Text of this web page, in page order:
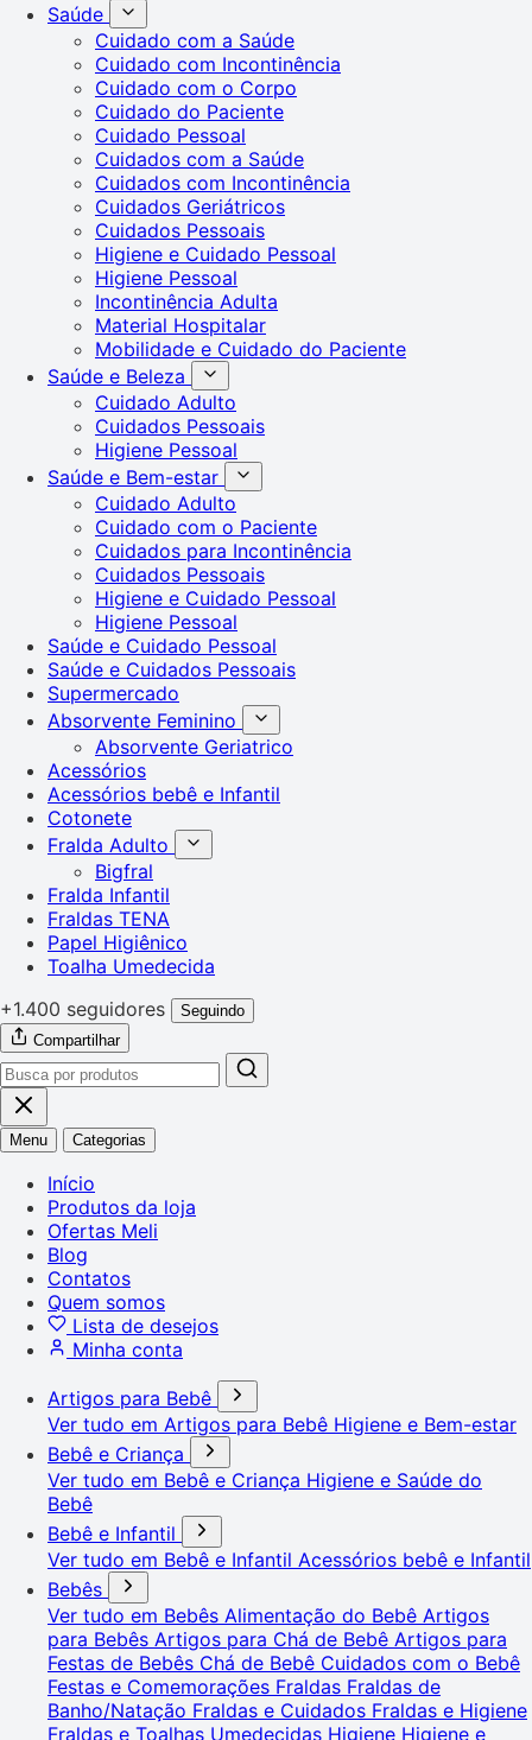
Saúde
Cuidado com a Saúde
Cuidado com Incontinência
Cuidado com o Corpo
Cuidado do Paciente
Cuidado Pessoal
Cuidados com a Saúde
Cuidados com Incontinência
Cuidados Geriátricos
Cuidados Pessoais
Higiene e Cuidado Pessoal
Higiene Pessoal
Incontinência Adulta
Material Hospitalar
Mobilidade e Cuidado do Paciente
Saúde e Beleza
Cuidado Adulto
Cuidados Pessoais
Higiene Pessoal
Saúde e Bem-estar
Cuidado Adulto
Cuidado com o Paciente
Cuidados para Incontinência
Cuidados Pessoais
Higiene e Cuidado Pessoal
Higiene Pessoal
Saúde e Cuidado Pessoal
Saúde e Cuidados Pessoais
Supermercado
Absorvente Feminino
Absorvente Geriatrico
Acessórios
Acessórios bebê e Infantil
Cotonete
Fralda Adulto
Bigfral
Fralda Infantil
Fraldas TENA
Papel Higiênico
Toalha Umedecida
+1.400 seguidores
Seguindo
Compartilhar
Menu Categorias
Início
Produtos da loja
Ofertas Meli
Blog
Contatos
Quem somos
Lista de desejos
Minha conta
Artigos para Bebê
Ver tudo em Artigos para Bebê Higiene e Bem-estar
Bebê e Criança
Ver tudo em Bebê e Criança Higiene e Saúde do
Bebê
Bebê e Infantil
Ver tudo em Bebê e Infantil Acessórios bebê e Infantil
Bebês
Ver tudo em Bebês Alimentação do Bebê Artigos
para Bebês Artigos para Chá de Bebê Artigos para
Festas de Bebês Chá de Bebê Cuidados com o Bebê
Festas e Comemorações Fraldas Fraldas de
Banho/Natação Fraldas e Cuidados Fraldas e Higiene
Fraldas e Toalhas Umedecidas Higiene Higiene e